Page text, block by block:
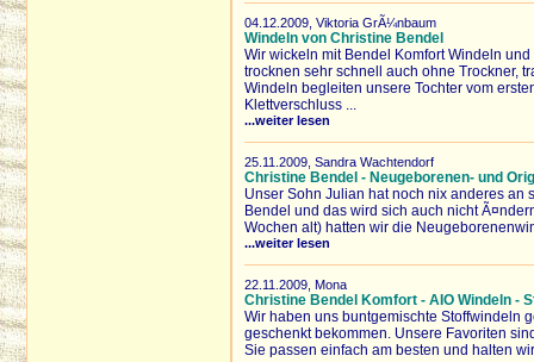
04.12.2009, Viktoria GrÃ¼nbaum
Windeln von Christine Bendel
Wir wickeln mit Bendel Komfort Windeln
trocknen sehr schnell auch ohne Trockner,
Windeln begleiten unsere Tochter vom
Klettverschluss ...
...weiter lesen
25.11.2009, Sandra Wachtendorf
Christine Bendel - Neugeborenen- und
Unser Sohn Julian hat noch nix anderes an
Bendel und das wird sich auch nicht
Wochen alt) hatten wir die
...weiter lesen
22.11.2009, Mona
Christine Bendel Komfort - AIO Windeln -
Wir haben uns buntgemischte Stoffwindeln
geschenkt bekommen. Unsere Favoriten
Sie passen einfach am besten und halten